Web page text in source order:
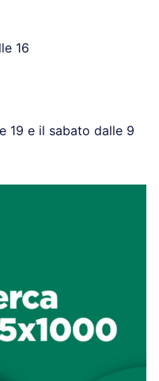
16
19 e il sabato dalle 9